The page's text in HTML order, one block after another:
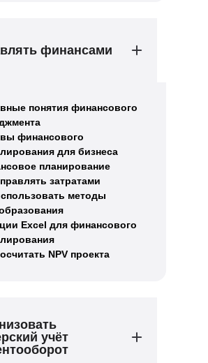
финансами
понятия финансового
финансового
для бизнеса
планирование
затратами
методы
Excel для финансового
NPV проекта
учёт